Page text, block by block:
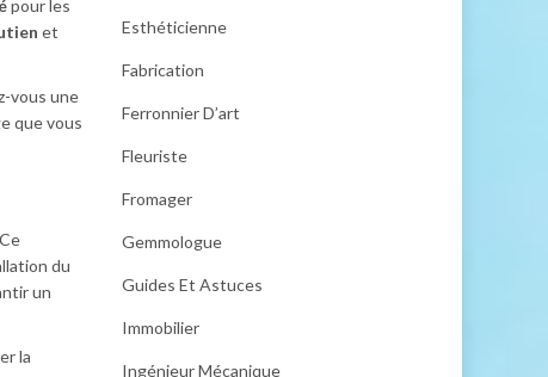
pour les
et
vous une
que vous
du
un
la
Esthéticienne
Fabrication
Ferronnier D’art
Fleuriste
Fromager
Gemmologue
Guides Et Astuces
Immobilier
Ingénieur Mécanique